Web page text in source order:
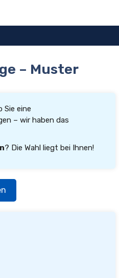
– Muster
Sie eine
– wir haben das
? Die Wahl liegt bei Ihnen!